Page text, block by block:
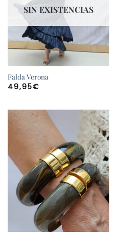
SIN EXISTENCIAS
Falda Verona
49,95€